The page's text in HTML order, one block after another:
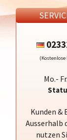
(Kostenlose
Mo.-
Kunden &
Ausserhalb
nutzen